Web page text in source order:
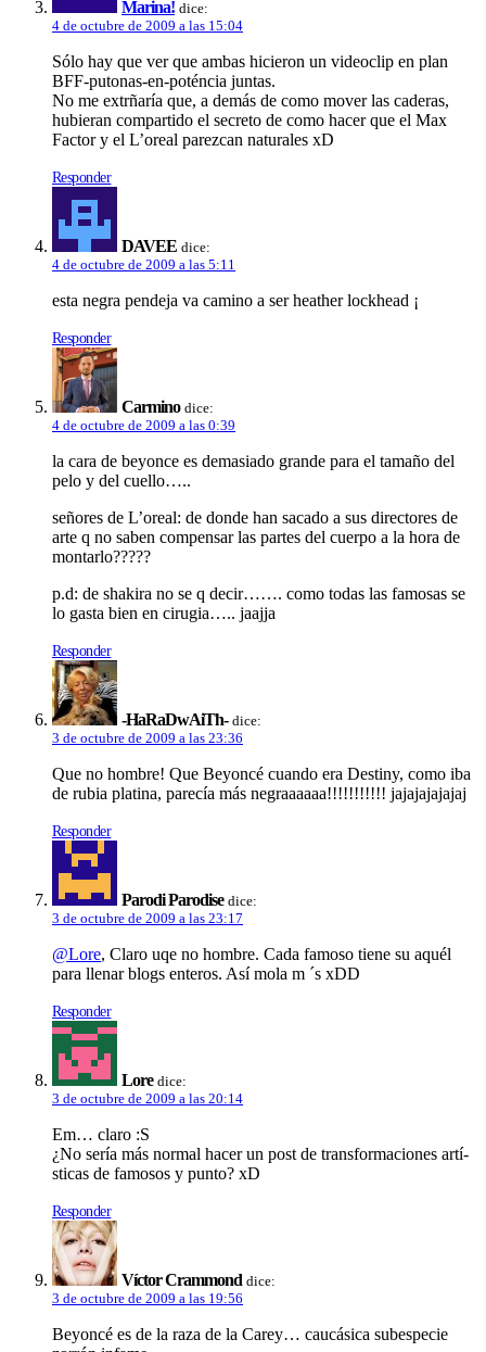
Marina! dice:
4 de octubre de 2009 a las 15:04
Sólo hay que ver que ambas hicieron un videoclip en plan
BFF-putonas-en-poténcia juntas.
No me extrñarí­a que, a demás de como mover las caderas,
hubieran compartido el secreto de como hacer que el Max
Factor y el L’oreal parezcan naturales xD
Responder
DAVEE dice:
4 de octubre de 2009 a las 5:11
esta negra pendeja va camino a ser heather lockhead ¡
Responder
Carmino dice:
4 de octubre de 2009 a las 0:39
la cara de beyonce es demasiado grande para el tamaño del
pelo y del cuello…..
señores de L’oreal: de donde han sacado a sus directores de
arte q no saben compensar las partes del cuerpo a la hora de
montarlo?????
p.d: de shakira no se q decir……. como todas las famosas se
lo gasta bien en cirugia….. jaajja
Responder
-HaRaDwAiTh- dice:
3 de octubre de 2009 a las 23:36
Que no hombre! Que Beyoncé cuando era Destiny, como iba
de rubia platina, parecí­a más negraaaaaa!!!!!!!!!!! jajajajajajaj
Responder
Parodi Parodise dice:
3 de octubre de 2009 a las 23:17
@Lore, Claro uqe no hombre. Cada famoso tiene su aquél
para llenar blogs enteros. Así­ mola m ´s xDD
Responder
Lore dice:
3 de octubre de 2009 a las 20:14
Em… claro :S
¿No serí­a más normal hacer un post de transformaciones artí­
sticas de famosos y punto? xD
Responder
Ví­ctor Crammond dice:
3 de octubre de 2009 a las 19:56
Beyoncé es de la raza de la Carey… caucásica subespecie